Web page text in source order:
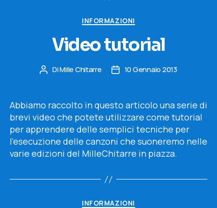
Categorie
INFORMAZIONI
Video tutorial
Autore
DiMille Chitarre
Data10 Gennaio 2013
Abbiamo raccolto in questo articolo una serie di
brevi video che potete utilizzare come tutorial
per apprendere delle semplici tecniche per
l’esecuzione delle canzoni che suoneremo nelle
varie edizioni del MilleChitarre in piazza.
Categorie
INFORMAZIONI